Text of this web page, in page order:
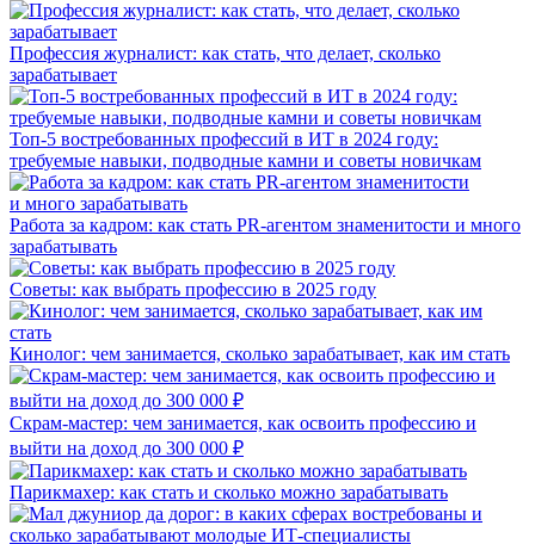
Профессия журналист: как стать, что делает, сколько
зарабатывает
Топ-5 востребованных профессий в ИТ в 2024 году:
требуемые навыки, подводные камни и советы новичкам
Работа за кадром: как стать PR-агентом знаменитости и много
зарабатывать
Советы: как выбрать профессию в 2025 году
Кинолог: чем занимается, сколько зарабатывает, как им стать
Скрам-мастер: чем занимается, как освоить профессию и
выйти на доход до 300 000 ₽
Парикмахер: как стать и сколько можно зарабатывать